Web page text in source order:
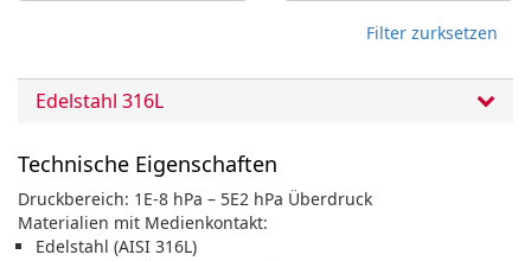
Filter zurksetzen
Edelstahl 316L
Technische Eigenschaften
Druckbereich: 1E-8 hPa – 5E2 hPa Überdruck
Materialien mit Medienkontakt:
Edelstahl (AISI 316L)